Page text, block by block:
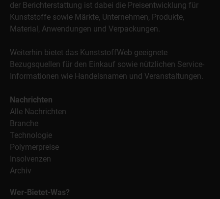
der Berichterstattung ist dabei die Preisentwicklung für
Kunststoffe sowie Märkte, Unternehmen, Produkte,
Material, Anwendungen und Verpackungen.
Weiterhin bietet das KunststoffWeb geeignete
Bezugsquellen für den Einkauf sowie nützlichen Service-
Informationen wie Handelsnamen und Veranstaltungen.
Nachrichten
Alle Nachrichten
Branche
Technologie
Polymerpreise
Insolvenzen
Archiv
Wer-Bietet-Was?